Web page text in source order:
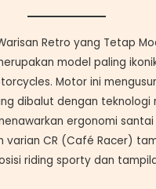
Retro yang Tetap
model paling
Motor ini
dibalut dengan teknologi
ergonomi
varian CR (Café Racer)
riding sporty dan